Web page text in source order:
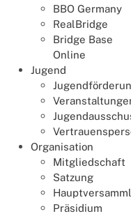
BBO Germany
RealBridge
Bridge Base
Online
Jugend
Organisation
Mitgliedschaft
Satzung
Präsidium
mit jeweils 10
Mannschaften
Zeitraum Januar bis
Spielort. An jedem
je 32 Boards gespielt.
Aus der 1.
Bundesliga steigen
Aus der 3.
Team auf und
Unterhalb der
Aufstiegsrunde mit
Die 6 besten Teams